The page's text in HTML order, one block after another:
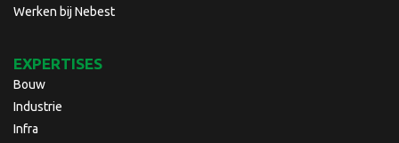
Werken bij Nebest
EXPERTISES
Bouw
Industrie
Infra